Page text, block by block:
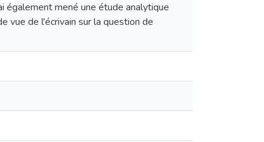
également mené une étude analytique
vue de l'écrivain sur la question de